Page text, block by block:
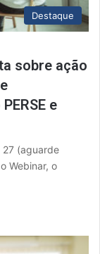
Destaque
sobre ação
e
27 (aguarde
Webinar, o